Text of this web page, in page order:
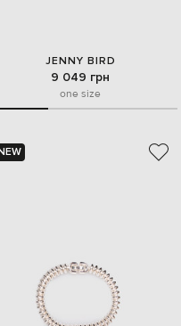
JENNY BIRD
9 049 грн
one size